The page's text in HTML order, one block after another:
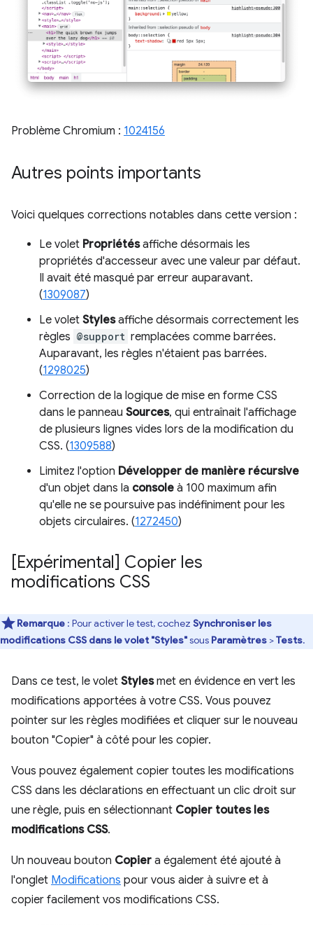
Problème Chromium : 1024156
Autres points importants
Voici quelques corrections notables dans cette version :
Le volet Propriétésaffiche désormais les
propriétés d'accesseur avec une valeur par défaut.
Il avait été masqué par erreur auparavant.
(1309087)
Le volet Stylesaffiche désormais correctement les
règles @support remplacées comme barrées.
Auparavant, les règles n'étaient pas barrées.
(1298025)
Correction de la logique de mise en forme CSS
dans le panneau Sources, qui entraînait l'affichage
de plusieurs lignes vides lors de la modification du
CSS. (1309588)
Limitez l'option Développer de manière récursive
d'un objet dans la console à 100 maximum afin
qu'elle ne se poursuive pas indéfiniment pour les
objets circulaires. (1272450)
[Expérimental] Copier les
modifications CSS
Remarque : Pour activer le test, cochez Synchroniser les
modifications CSS dans le volet "Styles"sous Paramètres >Tests.
Dans ce test, le volet Stylesmet en évidence en vert les
modifications apportées à votre CSS. Vous pouvez
pointer sur les règles modifiées et cliquer sur le nouveau
bouton "Copier" à côté pour les copier.
Vous pouvez également copier toutes les modifications
CSS dans les déclarations en effectuant un clic droit sur
une règle, puis en sélectionnant Copier toutes les
modifications CSS.
Un nouveau bouton Copier a également été ajouté à
l'onglet Modifications pour vous aider à suivre et à
copier facilement vos modifications CSS.